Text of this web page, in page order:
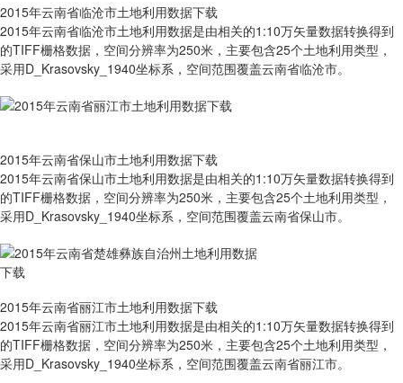
2015年云南省临沧市土地利用数据下载
2015年云南省临沧市土地利用数据是由相关的1:10万矢量数据转换得到
的TIFF栅格数据，空间分辨率为250米，主要包含25个土地利用类型，
采用D_Krasovsky_1940坐标系，空间范围覆盖云南省临沧市。
2015年云南省保山市土地利用数据下载
2015年云南省保山市土地利用数据是由相关的1:10万矢量数据转换得到
的TIFF栅格数据，空间分辨率为250米，主要包含25个土地利用类型，
采用D_Krasovsky_1940坐标系，空间范围覆盖云南省保山市。
2015年云南省丽江市土地利用数据下载
2015年云南省丽江市土地利用数据是由相关的1:10万矢量数据转换得到
的TIFF栅格数据，空间分辨率为250米，主要包含25个土地利用类型，
采用D_Krasovsky_1940坐标系，空间范围覆盖云南省丽江市。